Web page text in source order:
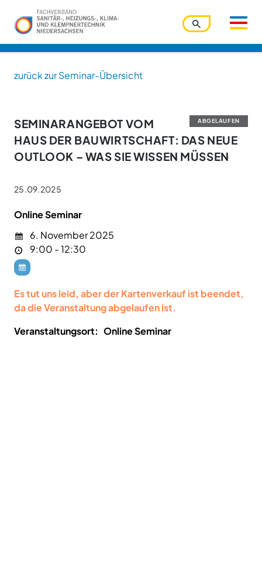
Passwort
Passwort vergessen?
verwaltet. Bitte nutzen Sie die dortige Funktion.
Angemeldet bleiben
zurück zur Seminar-Übersicht
ABGELAUFEN
SEMINARANGEBOT VOM
HAUS DER BAUWIRTSCHAFT: DAS NEUE
OUTLOOK – WAS SIE WISSEN MÜSSEN
25.09.2025
Online Seminar
6. November 2025
9:00 - 12:30
Es tut uns leid, aber der Kartenverkauf ist beendet,
da die Veranstaltung abgelaufen ist.
Veranstaltungsort: Online Seminar